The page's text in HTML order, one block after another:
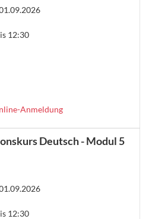
12:30
Anmeldung
Deutsch - Modul 5
12:30